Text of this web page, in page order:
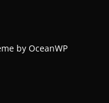
by OceanWP